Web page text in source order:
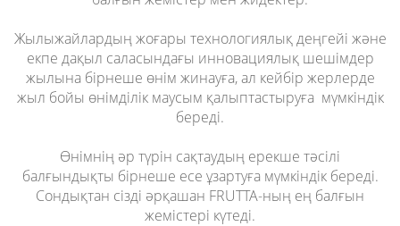
Жылыжайлардың жоғары технологиялық деңгейі және
екпе дақыл саласындағы инновациялық шешімдер
жылына бірнеше өнім жинауға, ал кейбір жерлерде
жыл бойы өнімділік маусым қалыптастыруға мүмкіндік
береді.
Өнімнің әр түрін сақтаудың ерекше тәсілі
балғындықты бірнеше есе ұзартуға мүмкіндік береді.
Сондықтан сізді әрқашан FRUTTA-ның ең балғын
жемістері күтеді.